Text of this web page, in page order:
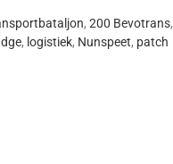
, 200 Bevotrans,
, logistiek, Nunspeet, patch